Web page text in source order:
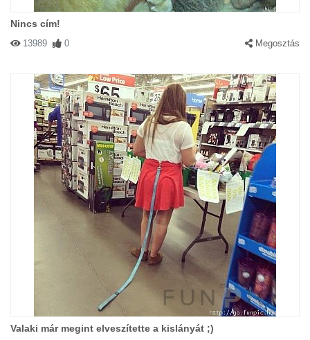
Nincs cím!
13989 0 Megosztás
Valaki már megint elveszítette a kislányát ;)